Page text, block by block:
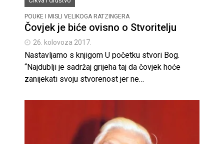
POUKE I MISLI VELIKOGA RATZINGERA
Čovjek je biće ovisno o Stvoritelju
26. kolovoza 2017.
Nastavljamo s knjigom U početku stvori Bog.
“Najdublji je sadržaj grijeha taj da čovjek hoće
zanijekati svoju stvorenost jer ne…